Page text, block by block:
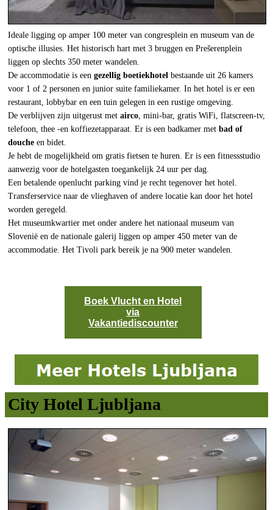
Ideale ligging op amper 100 meter van congresplein en museum van de
optische illusies. Het historisch hart met 3 bruggen en Prešerenplein
liggen op slechts 350 meter wandelen.
De accommodatie is een gezellig boetiekhotel bestaande uit 26 kamers
voor 1 of 2 personen en junior suite familiekamer. In het hotel is er een
restaurant, lobbybar en een tuin gelegen in een rustige omgeving.
De verblijven zijn uitgerust met airco , mini-bar, gratis WiFi, flatscreen-tv,
telefoon, thee -en koffiezetapparaat. Er is een badkamer met bad of
douche en bidet.
Je hebt de mogelijkheid om gratis fietsen te huren. Er is een fitnessstudio
aanwezig voor de hotelgasten toegankelijk 24 uur per dag.
Een betalende openlucht parking vind je recht tegenover het hotel.
Transferservice naar de vlieghaven of andere locatie kan door het hotel
worden geregeld.
Het museumkwartier met onder andere het nationaal museum van
Slovenië en de nationale galerij liggen op amper 450 meter van de
accommodatie. Het Tivoli park bereik je na 900 meter wandelen.
Boek Vlucht en Hotel
via
Vakantiediscounter
City Hotel Ljubljana